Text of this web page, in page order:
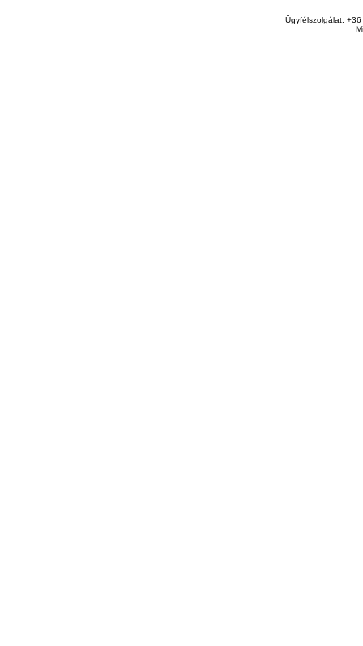
Ügyfélszolgálat: